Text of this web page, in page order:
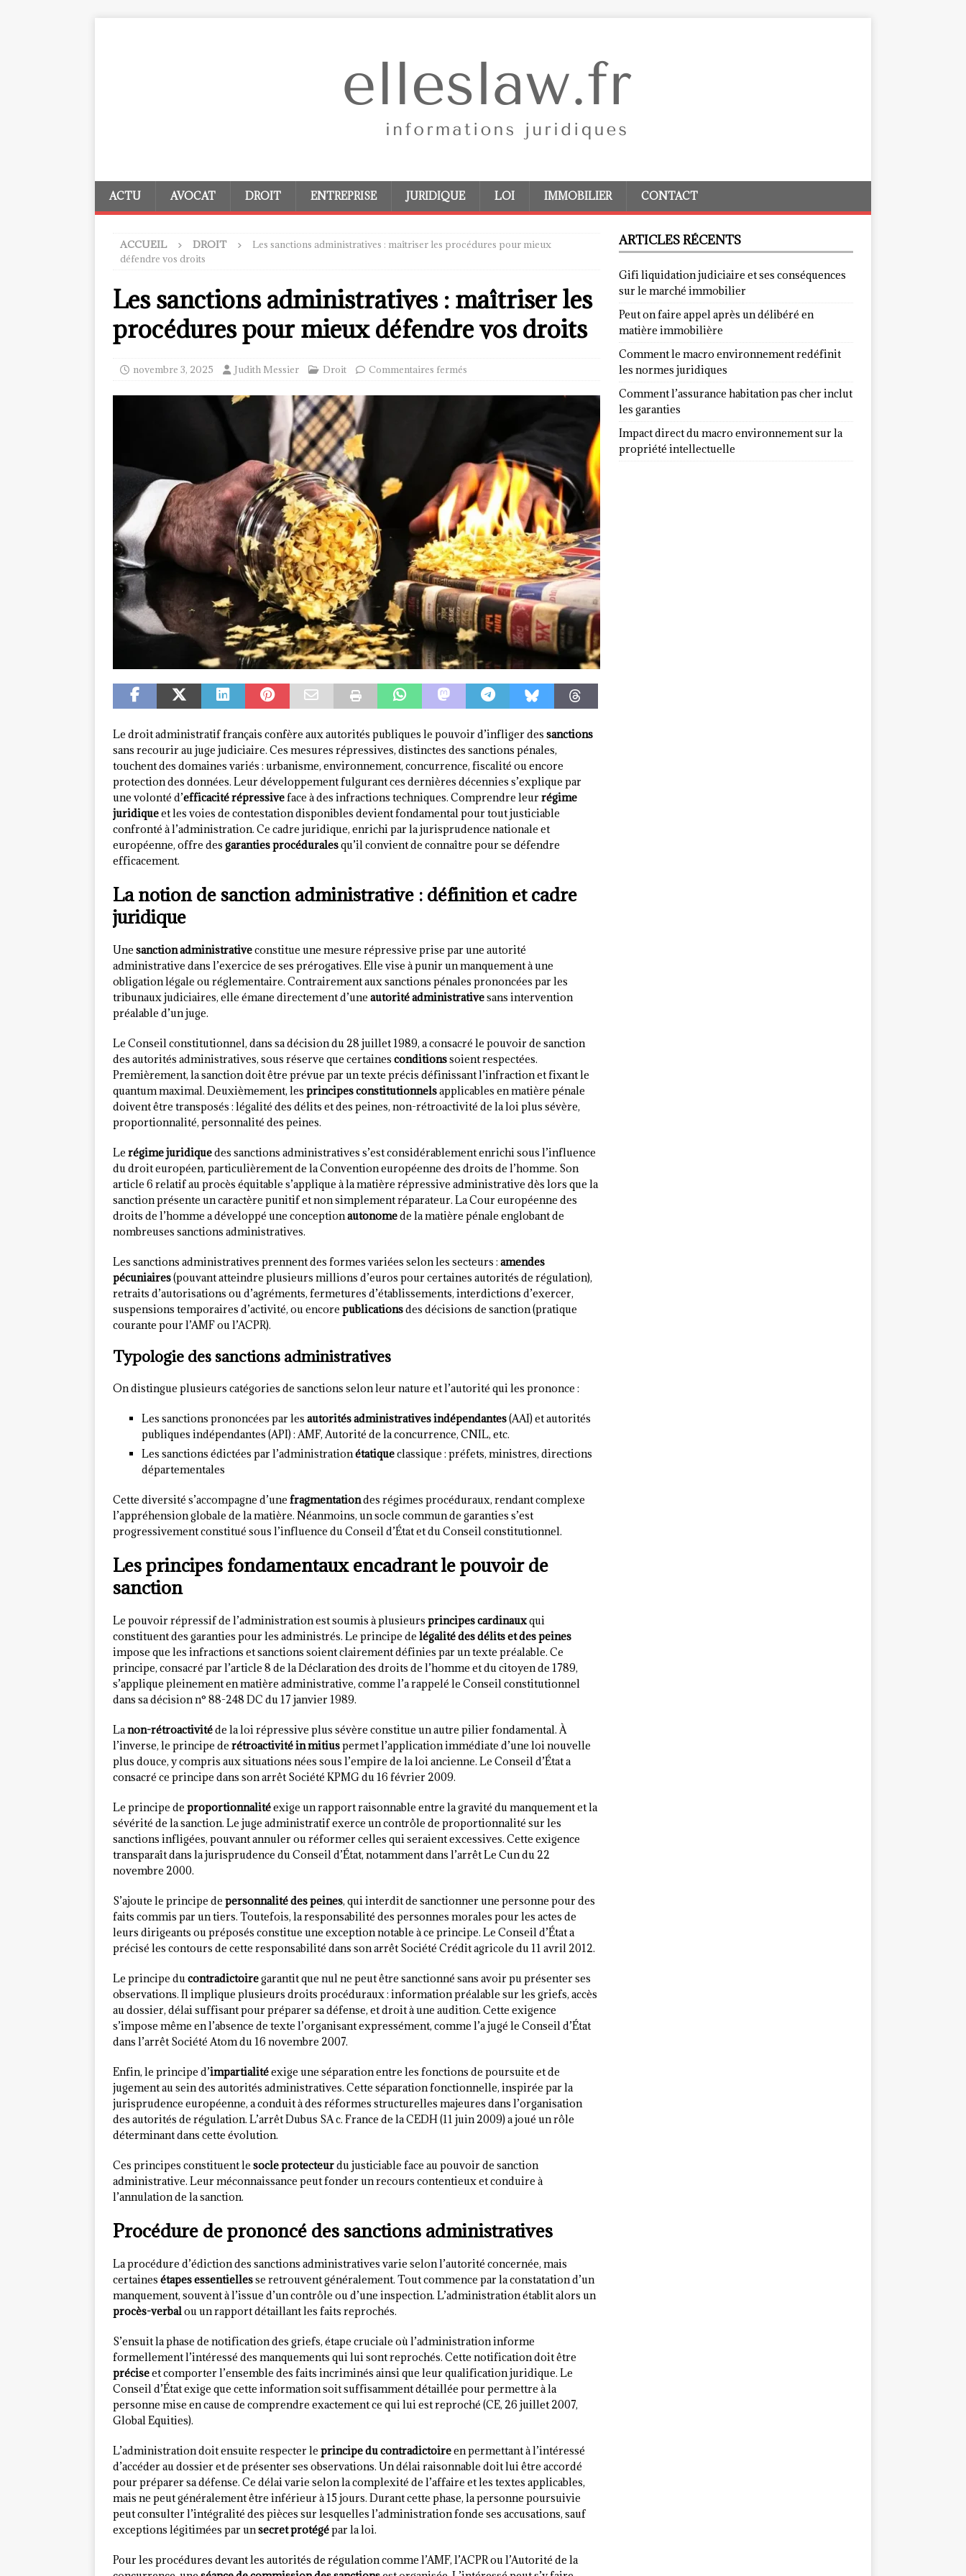
ACTU AVOCAT DROIT ENTREPRISE JURIDIQUE LOI IMMOBILIER CONTACT
ACCUEIL DROIT
Les sanctions administratives : maîtriser les procédures pour mieux
défendre vos droits
Les sanctions administratives : maîtriser les
procédures pour mieux défendre vos droits
novembre 3, 2025 Judith Messier Droit Commentaires fermés
Le droit administratif français confère aux autorités publiques le pouvoir d’infliger des sanctions
sans recourir au juge judiciaire. Ces mesures répressives, distinctes des sanctions pénales,
touchent des domaines variés : urbanisme, environnement, concurrence, fiscalité ou encore
protection des données. Leur développement fulgurant ces dernières décennies s’explique par
une volonté d’efficacité répressiveface à des infractions techniques. Comprendre leurrégime
juridiqueet les voies de contestation disponibles devient fondamental pour tout justiciable
confronté à l’administration. Ce cadre juridique, enrichi par la jurisprudence nationale et
européenne, offre des garanties procéduralesqu’il convient de connaître pour se défendre
efficacement.
La notion de sanction administrative : définition et cadre
juridique
Une sanction administrativeconstitue une mesure répressive prise par une autorité
administrative dans l’exercice de ses prérogatives. Elle vise à punir un manquement à une
obligation légale ou réglementaire. Contrairement aux sanctions pénales prononcées par les
tribunaux judiciaires, elle émane directement d’une autorité administrativesans intervention
préalable d’un juge.
Le Conseil constitutionnel, dans sa décision du 28 juillet 1989, a consacré le pouvoir de sanction
des autorités administratives, sous réserve que certaines conditionssoient respectées.
Premièrement, la sanction doit être prévue par un texte précis définissant l’infraction et fixant le
quantum maximal. Deuxièmement, les principes constitutionnelsapplicables en matière pénale
doivent être transposés : légalité des délits et des peines, non-rétroactivité de la loi plus sévère,
proportionnalité, personnalité des peines.
Le régime juridiquedes sanctions administratives s’est considérablement enrichi sous l’influence
du droit européen, particulièrement de la Convention européenne des droits de l’homme. Son
article 6 relatif au procès équitable s’applique à la matière répressive administrative dès lors que la
sanction présente un caractère punitif et non simplement réparateur. La Cour européenne des
droits de l’homme a développé une conceptionautonomede la matière pénale englobant de
nombreuses sanctions administratives.
Les sanctions administratives prennent des formes variées selon les secteurs : amendes
pécuniaires(pouvant atteindre plusieurs millions d’euros pour certaines autorités de régulation),
retraits d’autorisations ou d’agréments, fermetures d’établissements, interdictions d’exercer,
suspensions temporaires d’activité, ou encore publicationsdes décisions de sanction (pratique
courante pour l’AMF ou l’ACPR).
Typologie des sanctions administratives
On distingue plusieurs catégories de sanctions selon leur nature et l’autorité qui les prononce :
Les sanctions prononcées par les autorités administratives indépendantes(AAI) et autorités
publiques indépendantes (API) : AMF, Autorité de la concurrence, CNIL, etc.
Les sanctions édictées par l’administrationétatiqueclassique : préfets, ministres, directions
départementales
Cette diversité s’accompagne d’une fragmentationdes régimes procéduraux, rendant complexe
l’appréhension globale de la matière. Néanmoins, un socle commun de garanties s’est
progressivement constitué sous l’influence du Conseil d’État et du Conseil constitutionnel.
Les principes fondamentaux encadrant le pouvoir de
sanction
Le pouvoir répressif de l’administration est soumis à plusieurs principes cardinauxqui
constituent des garanties pour les administrés. Le principe de légalité des délits et des peines
impose que les infractions et sanctions soient clairement définies par un texte préalable. Ce
principe, consacré par l’article 8 de la Déclaration des droits de l’homme et du citoyen de 1789,
s’applique pleinement en matière administrative, comme l’a rappelé le Conseil constitutionnel
dans sa décision n° 88-248 DC du 17 janvier 1989.
Lanon-rétroactivitéde la loi répressive plus sévère constitue un autre pilier fondamental. À
l’inverse, le principe de rétroactivité in mitiuspermet l’application immédiate d’une loi nouvelle
plus douce, y compris aux situations nées sous l’empire de la loi ancienne. Le Conseil d’État a
consacré ce principe dans son arrêt Société KPMG du 16 février 2009.
Le principe de proportionnalitéexige un rapport raisonnable entre la gravité du manquement et la
sévérité de la sanction. Le juge administratif exerce un contrôle de proportionnalité sur les
sanctions infligées, pouvant annuler ou réformer celles qui seraient excessives. Cette exigence
transparaît dans la jurisprudence du Conseil d’État, notamment dans l’arrêt Le Cun du 22
novembre 2000.
S’ajoute le principe de personnalité des peines, qui interdit de sanctionner une personne pour des
faits commis par un tiers. Toutefois, la responsabilité des personnes morales pour les actes de
leurs dirigeants ou préposés constitue une exception notable à ce principe. Le Conseil d’État a
précisé les contours de cette responsabilité dans son arrêt Société Crédit agricole du 11 avril 2012.
Le principe ducontradictoiregarantit que nul ne peut être sanctionné sans avoir pu présenter ses
observations. Il implique plusieurs droits procéduraux : information préalable sur les griefs, accès
au dossier, délai suffisant pour préparer sa défense, et droit à une audition. Cette exigence
s’impose même en l’absence de texte l’organisant expressément, comme l’a jugé le Conseil d’État
dans l’arrêt Société Atom du 16 novembre 2007.
Enfin, le principe d’impartialitéexige une séparation entre les fonctions de poursuite et de
jugement au sein des autorités administratives. Cette séparation fonctionnelle, inspirée par la
jurisprudence européenne, a conduit à des réformes structurelles majeures dans l’organisation
des autorités de régulation. L’arrêt Dubus SA c. France de la CEDH (11 juin 2009) a joué un rôle
déterminant dans cette évolution.
Ces principes constituent le socle protecteurdu justiciable face au pouvoir de sanction
administrative. Leur méconnaissance peut fonder un recours contentieux et conduire à
l’annulation de la sanction.
Procédure de prononcé des sanctions administratives
La procédure d’édiction des sanctions administratives varie selon l’autorité concernée, mais
certaines étapes essentiellesse retrouvent généralement. Tout commence par la constatation d’un
manquement, souvent à l’issue d’un contrôle ou d’une inspection. L’administration établit alors un
procès-verbalou un rapport détaillant les faits reprochés.
S’ensuit la phase de notification des griefs, étape cruciale où l’administration informe
formellement l’intéressé des manquements qui lui sont reprochés. Cette notification doit être
préciseet comporter l’ensemble des faits incriminés ainsi que leur qualification juridique. Le
Conseil d’État exige que cette information soit suffisamment détaillée pour permettre à la
personne mise en cause de comprendre exactement ce qui lui est reproché (CE, 26 juillet 2007,
Global Equities).
L’administration doit ensuite respecter le principe du contradictoireen permettant à l’intéressé
d’accéder au dossier et de présenter ses observations. Un délai raisonnable doit lui être accordé
pour préparer sa défense. Ce délai varie selon la complexité de l’affaire et les textes applicables,
mais ne peut généralement être inférieur à 15 jours. Durant cette phase, la personne poursuivie
peut consulter l’intégralité des pièces sur lesquelles l’administration fonde ses accusations, sauf
exceptions légitimées par unsecret protégépar la loi.
Pour les procédures devant les autorités de régulation comme l’AMF, l’ACPR ou l’Autorité de la
ARTICLES RÉCENTS
Gifi liquidation judiciaire et ses conséquences
sur le marché immobilier
Peut on faire appel après un délibéré en
matière immobilière
Comment le macro environnement redéfinit
les normes juridiques
Comment l’assurance habitation pas cher inclut
les garanties
Impact direct du macro environnement sur la
propriété intellectuelle